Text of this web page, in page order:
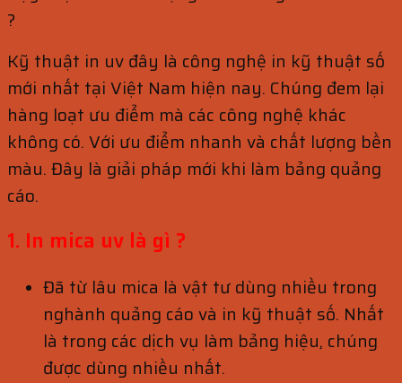
?
Kỹ thuật in uv đây là công nghệ in kỹ thuật số
mới nhất tại Việt Nam hiện nay. Chúng đem lại
hàng loạt ưu điểm mà các công nghệ khác
không có. Với ưu điểm nhanh và chất lượng bền
màu. Đây là giải pháp mới khi làm bảng quảng
cáo.
1. In mica uv là gì ?
Đã từ lâu mica là vật tư dùng nhiều trong
nghành quảng cáo và in kỹ thuật số. Nhất
là trong các dịch vụ làm bảng hiệu, chúng
được dùng nhiều nhất.